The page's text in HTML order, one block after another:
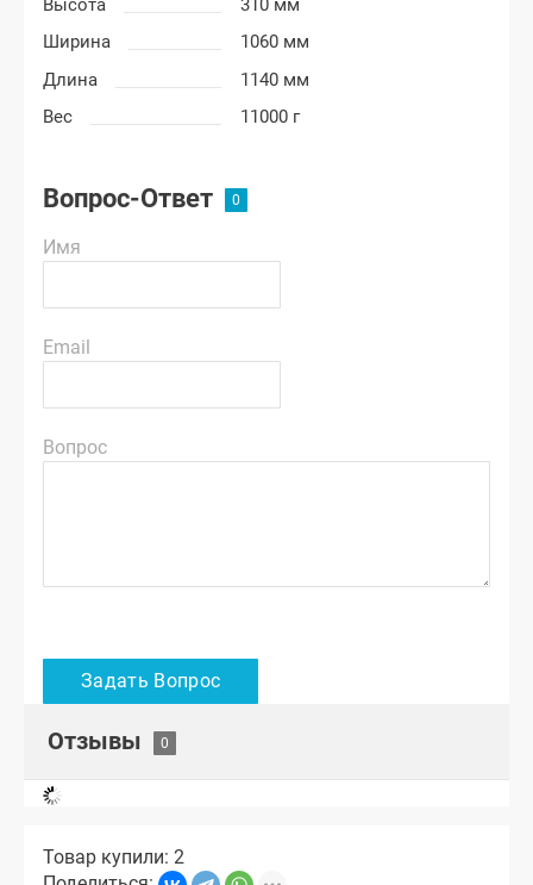
Высота
310 мм
Ширина
1060 мм
Длина
1140 мм
Вес
11000 г
Вопрос-Ответ
Имя
Email
Вопрос
Отзывы
Товар купили: 2